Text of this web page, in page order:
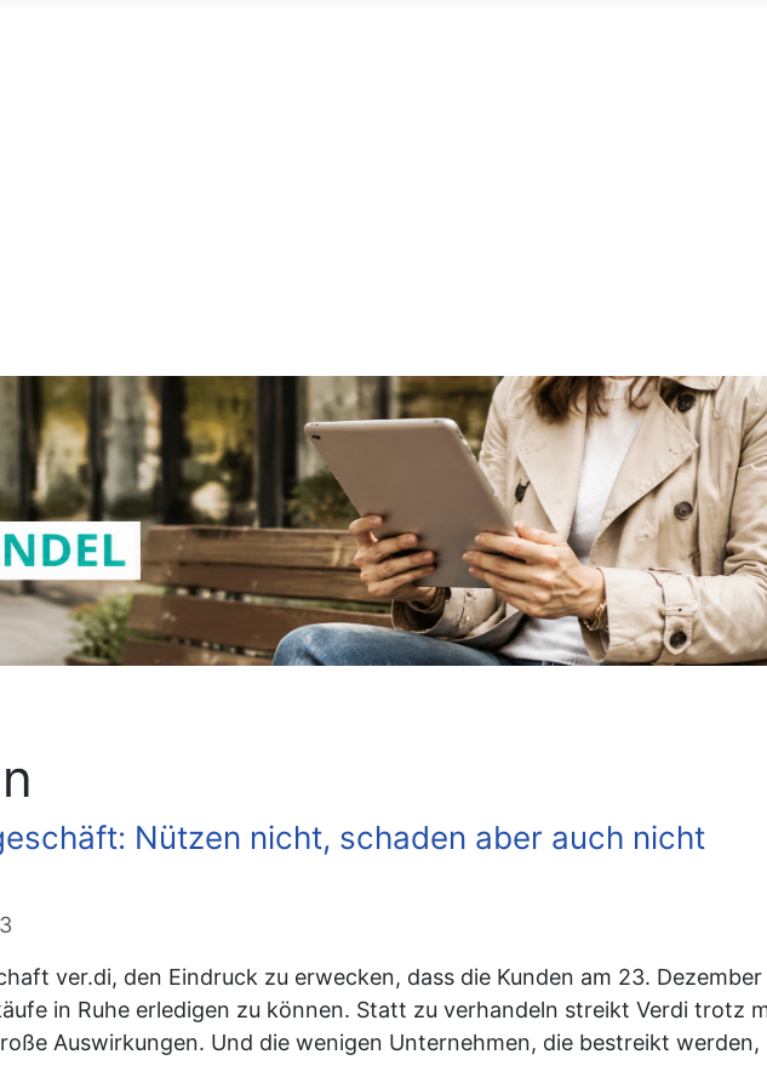
Nützen nicht, schaden aber auch nicht
ver.di, den Eindruck zu erwecken, dass die Kunden am 23.
in Ruhe erledigen zu können. Statt zu verhandeln streikt Verdi trotz
Auswirkungen. Und die wenigen Unternehmen, die bestreikt